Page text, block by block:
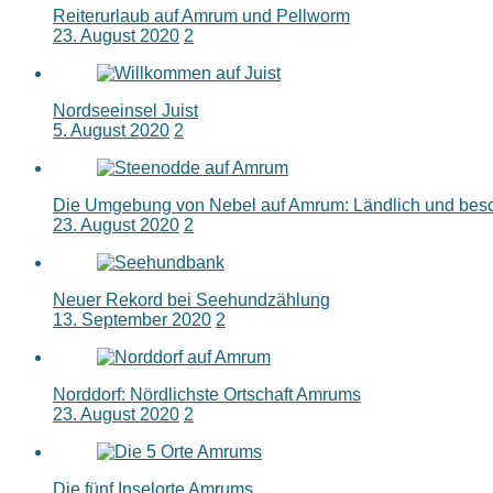
Reiterurlaub auf Amrum und Pellworm
23. August 2020 2
Nordseeinsel Juist
5. August 2020 2
Die Umgebung von Nebel auf Amrum: Ländlich und
23. August 2020 2
Neuer Rekord bei Seehundzählung
13. September 2020 2
Norddorf: Nördlichste Ortschaft Amrums
23. August 2020 2
Die fünf Inselorte Amrums